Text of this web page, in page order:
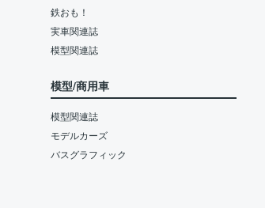
鉄おも！
実車関連誌
模型関連誌
模型/商用車
模型関連誌
モデルカーズ
バスグラフィック